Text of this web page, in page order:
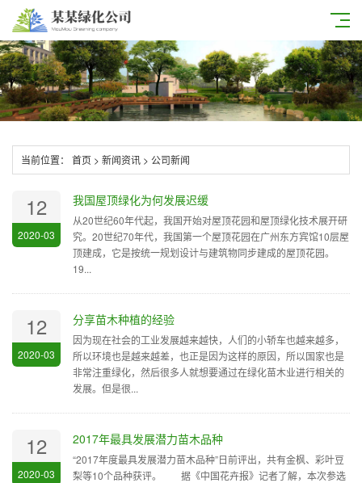
当前位置： 首页 > 新闻资讯 > 公司新闻
12
2020-03
我国屋顶绿化为何发展迟缓
从20世纪60年代起，我国开始对屋顶花园和屋顶绿化技术展开研
究。20世纪70年代，我国第一个屋顶花园在广州东方宾馆10层屋
顶建成，它是按统一规划设计与建筑物同步建成的屋顶花园。
19...
12
2020-03
分享苗木种植的经验
因为现在社会的工业发展越来越快，人们的小轿车也越来越多，
所以环境也是越来越差，也正是因为这样的原因，所以国家也是
非常注重绿化，然后很多人就想要通过在绿化苗木业进行相关的
发展。但是很...
12
2020-03
2017年最具发展潜力苗木品种
“2017年度最具发展潜力苗木品种”日前评出，共有金枫、彩叶豆
梨等10个品种获评。 据《中国花卉报》记者了解，本次参选